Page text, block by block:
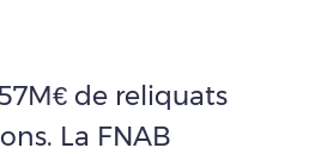
de reliquats
La FNAB